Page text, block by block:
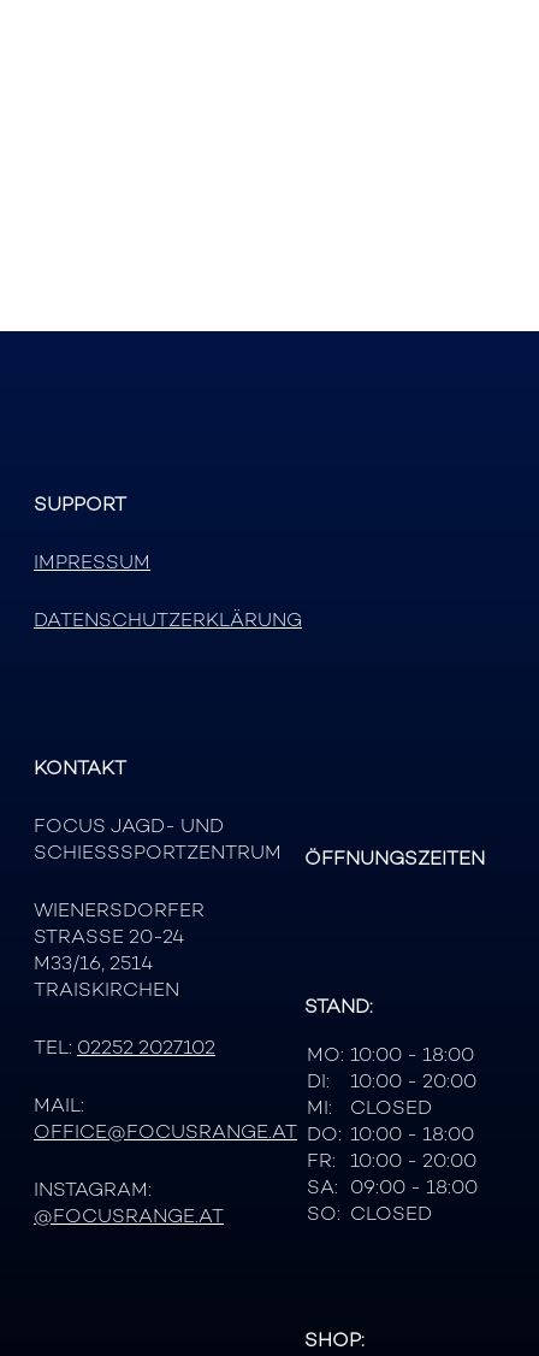
SUPPORT
IMPRESSUM
DATENSCHUTZERKLÄRUNG
KONTAKT
FOCUS JAGD- UND
SCHIESSSPORTZENTRUM
WIENERSDORFER
STRASSE 20-24
M33/16, 2514
TRAISKIRCHEN
TEL: 02252 2027102
MAIL:
OFFICE@FOCUSRANGE.AT
INSTAGRAM:
@FOCUSRANGE.AT
ÖFFNUNGSZEITEN
STAND:
MO: 10:00 - 18:00
DI:
10:00 - 20:00
MI:
CLOSED
DO: 10:00 - 18:00
FR:
10:00 - 20:00
SA: 09:00 - 18:00
SO: CLOSED
SHOP: